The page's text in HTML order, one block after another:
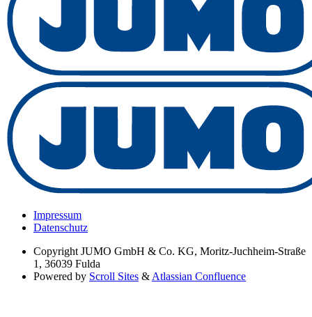
Impressum
Datenschutz
Copyright JUMO GmbH & Co. KG, Moritz-Juchheim-Straße
1, 36039 Fulda
Powered by Scroll Sites & Atlassian Confluence